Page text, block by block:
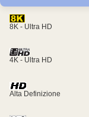
8K - Ultra HD
4K - Ultra HD
Alta Definizione